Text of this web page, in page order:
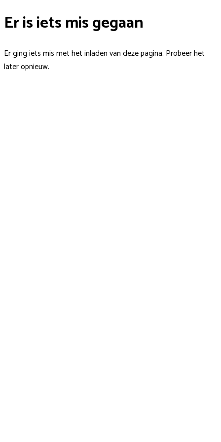
Er is iets mis gegaan
Er ging iets mis met het inladen van deze pagina. Probeer het
later opnieuw.